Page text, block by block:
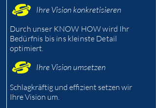
Ihre Vision konkretisieren
Durch unser KNOW HOW wird Ihr
Bedürfnis bis ins kleinste Detail
optimiert.
Ihre Vision umsetzen
Schlagkräftig und effizient setzen wir
Ihre Vision um.